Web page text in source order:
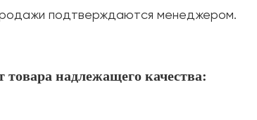
подтверждаются менеджером.
товара надлежащего качества: